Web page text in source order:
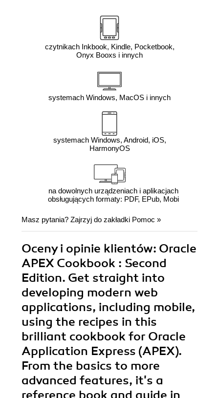
czytnikach Inkbook, Kindle, Pocketbook,
Onyx Booxs i innych
systemach Windows, MacOS i innych
systemach Windows, Android, iOS,
HarmonyOS
na dowolnych urządzeniach i aplikacjach
obsługujących formaty: PDF, EPub, Mobi
Masz pytania? Zajrzyj do zakładki Pomoc »
Oceny i opinie klientów: Oracle
APEX Cookbook : Second
Edition. Get straight into
developing modern web
applications, including mobile,
using the recipes in this
brilliant cookbook for Oracle
Application Express (APEX).
From the basics to more
advanced features, it's a